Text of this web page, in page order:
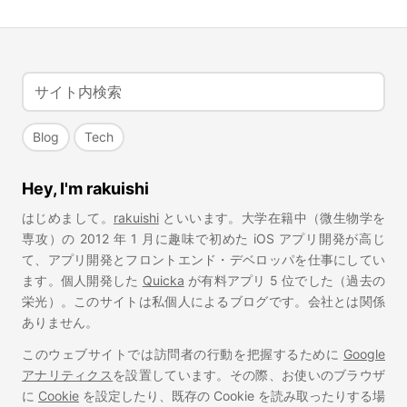
Blog Tech
Hey, I'm rakuishi
はじめまして。 rakuishiといいます。大学在籍中（微生物学を
専攻）の 2012 年 1 月に趣味で初めた iOS アプリ開発が高じ
て、アプリ開発とフロントエンド・デベロッパを仕事にしてい
ます。個人開発した Quicka が有料アプリ 5 位でした（過去の
栄光）。このサイトは私個人によるブログです。会社とは関係
ありません。
このウェブサイトでは訪問者の行動を把握するために Google
アナリティクスを設置しています。その際、お使いのブラウザ
に Cookie を設定したり、既存の Cookie を読み取ったりする場